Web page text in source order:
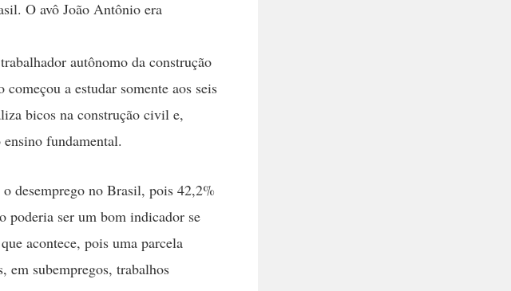
O avô João Antônio era
autônomo da construção
a estudar somente aos seis
bicos na construção civil e,
fundamental.
desemprego no Brasil, pois 42,2%
poderia ser um bom indicador se
acontece, pois uma parcela
em subempregos, trabalhos